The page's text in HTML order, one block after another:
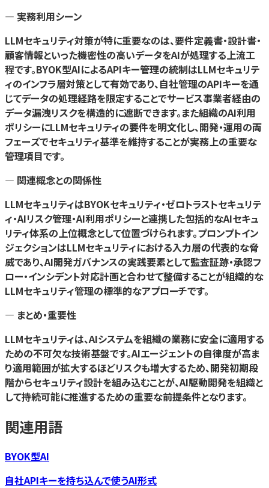
— 実務利用シーン
LLMセキュリティ対策が特に重要なのは、要件定義書・設計書・
顧客情報といった機密性の高いデータをAIが処理する上流工
程です。BYOK型AIによるAPIキー管理の統制はLLMセキュリテ
ィのインフラ層対策として有効であり、自社管理のAPIキーを通
じてデータの処理経路を限定することでサービス事業者経由の
データ漏洩リスクを構造的に遮断できます。また組織のAI利用
ポリシーにLLMセキュリティの要件を明文化し、開発・運用の両
フェーズでセキュリティ基準を維持することが実務上の重要な
管理項目です。
— 関連概念との関係性
LLMセキュリティはBYOKセキュリティ・ゼロトラストセキュリテ
ィ・AIリスク管理・AI利用ポリシーと連携した包括的なAIセキュ
リティ体系の上位概念として位置づけられます。プロンプトイン
ジェクションはLLMセキュリティにおける入力層の代表的な脅
威であり、AI開発ガバナンスの実践要素として監査証跡・承認フ
ロー・インシデント対応計画と合わせて整備することが組織的な
LLMセキュリティ管理の標準的なアプローチです。
— まとめ・重要性
LLMセキュリティは、AIシステムを組織の業務に安全に適用する
ための不可欠な技術基盤です。AIエージェントの自律度が高ま
り適用範囲が拡大するほどリスクも増大するため、開発初期段
階からセキュリティ設計を組み込むことが、AI駆動開発を組織と
して持続可能に推進するための重要な前提条件となります。
関連用語
BYOK型AI
自社APIキーを持ち込んで使うAI形式